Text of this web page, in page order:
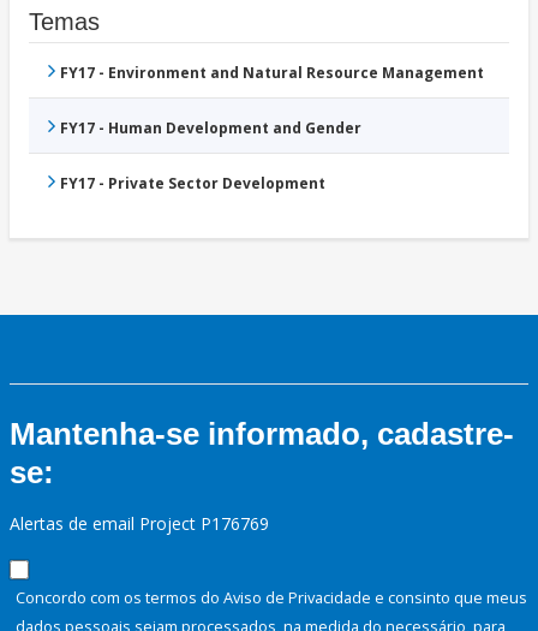
Temas
FY17 - Environment and Natural Resource Management
FY17 - Human Development and Gender
FY17 - Private Sector Development
Mantenha-se informado, cadastre-
se:
Alertas de email Project P176769
Concordo com os termos do Aviso de Privacidade e consinto que meus
dados pessoais sejam processados, na medida do necessário, para